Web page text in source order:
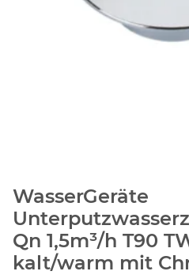
WasserGeräte
Qn 1,5m³/h T90
kalt/warm mit